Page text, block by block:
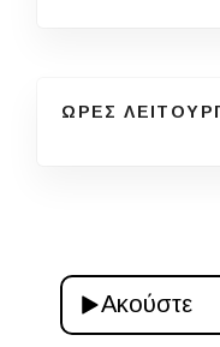
ΩΡΕΣ
Ακούστε